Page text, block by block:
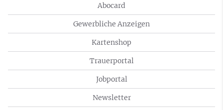
Abocard
Gewerbliche Anzeigen
Kartenshop
Trauerportal
Jobportal
Newsletter